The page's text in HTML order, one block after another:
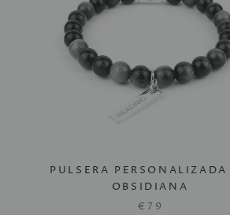
PULSERA PERSONALIZADA
OBSIDIANA
€79